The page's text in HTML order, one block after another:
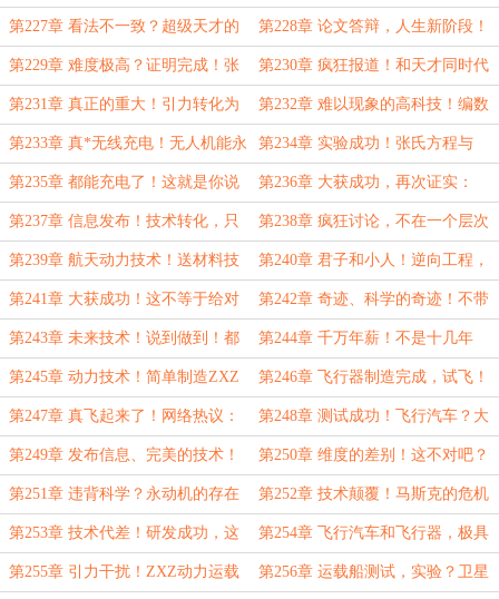
问题解决了还怎么继续…… 成黎曼猜想证明了？
第227章 看法不一致？超级天才的
特质，皇帝不急太监急……
第228章 论文答辩，人生新阶段！
次序颠倒，你这是做工程呢？
第229章 难度极高？证明完成！张
明浩：数学好复杂啊……
第230章 疯狂报道！和天才同时代
还真是可悲……
第231章 真正的重大！引力转化为
电磁力，不用解释了吧……
第232章 难以现象的高科技！编数
据？你真是我的人生导师……
第233章 真*无线充电！无人机能永
远飞行！
第234章 实验成功！张氏方程与
ZXZ波定向控制！
第235章 都能充电了！这就是你说
的很难有突破？
第236章 大获成功，再次证实：
ZXZ要看电磁实验室！
第237章 信息发布！技术转化，只
能拉下老脸了……
第238章 疯狂讨论，不在一个层次
上的研究！不可思议……
第239章 航天动力技术！送材料技
术？真是好人啊……
第240章 君子和小人！逆向工程，
自然而然的完成！
第241章 大获成功！这不等于给对
方送技术嘛！
第242章 奇迹、科学的奇迹！不带
电池也能起飞……
第243章 未来技术！说到做到！都
不是一个世界的人……
第244章 千万年薪！不是十几年
吗？现在就有了！
第245章 动力技术！简单制造ZXZ
飞行装置……
第246章 飞行器制造完成，试飞！
有点难以想象啊……
第247章 真飞起来了！网络热议：
外星UFO飞碟技术？
第248章 测试成功！飞行汽车？大
玩具的下一步……
第249章 发布信息、完美的技术！
航空发动机、火箭都要淘汰了……
第250章 维度的差别！这不对吧？
不符合能量守恒定律……
第251章 违背科学？永动机的存在
性！火箭技术终将淘汰……
第252章 技术颠覆！马斯克的危机
感：你们为什么没有技术？
第253章 技术代差！研发成功，这
是从未出现的情况……
第254章 飞行汽车和飞行器，极具
历史意义的时刻！
第255章 引力干扰！ZXZ动力运载 第256章 运载船测试，实验？卫星